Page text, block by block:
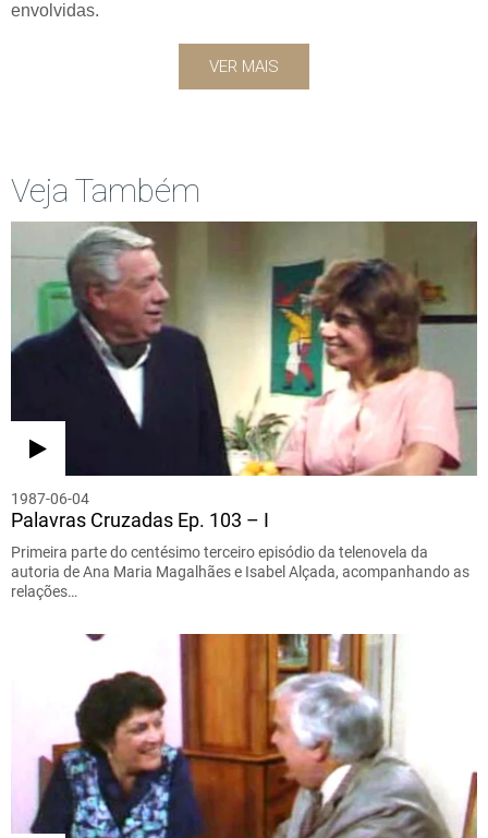
envolvidas.
VER MAIS
Veja Também
1987-06-04
Palavras Cruzadas Ep. 103 – I
Primeira parte do centésimo terceiro episódio da telenovela da
autoria de Ana Maria Magalhães e Isabel Alçada, acompanhando as
relações…